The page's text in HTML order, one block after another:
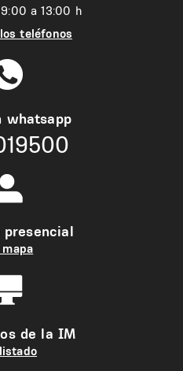
a 13:00 h
teléfonos
whatsapp
de la IM